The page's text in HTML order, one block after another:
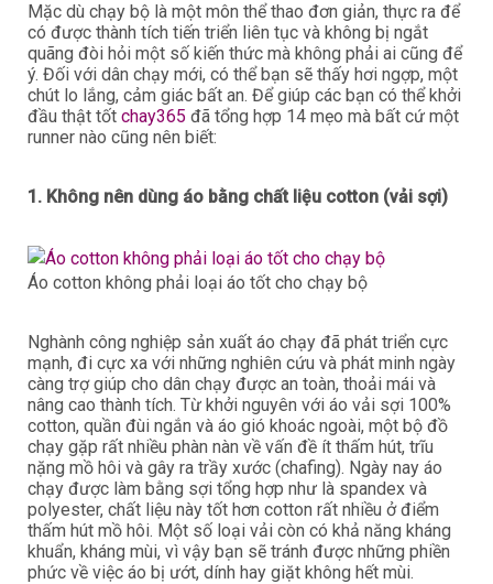
Mặc dù chạy bộ là một môn thể thao đơn giản, thực ra để
có được thành tích tiến triển liên tục và không bị ngắt
quãng đòi hỏi một số kiến thức mà không phải ai cũng để
ý. Đối với dân chạy mới, có thể bạn sẽ thấy hơi ngợp, một
chút lo lắng, cảm giác bất an. Để giúp các bạn có thể khởi
đầu thật tốt chay365 đã tổng hợp 14 mẹo mà bất cứ một
runner nào cũng nên biết:
1. Không nên dùng áo bằng chất liệu cotton (vải sợi)
Áo cotton không phải loại áo tốt cho chạy bộ
Nghành công nghiệp sản xuất áo chạy đã phát triển cực
mạnh, đi cực xa với những nghiên cứu và phát minh ngày
càng trợ giúp cho dân chạy được an toàn, thoải mái và
nâng cao thành tích. Từ khởi nguyên với áo vải sợi 100%
cotton, quần đùi ngắn và áo gió khoác ngoài, một bộ đồ
chạy gặp rất nhiều phàn nàn về vấn đề ít thấm hút, trĩu
nặng mồ hôi và gây ra trầy xước (chafing). Ngày nay áo
chạy được làm bằng sợi tổng hợp như là spandex và
polyester, chất liệu này tốt hơn cotton rất nhiều ở điểm
thấm hút mồ hôi. Một số loại vải còn có khả năng kháng
khuẩn, kháng mùi, vì vậy bạn sẽ tránh được những phiền
phức về việc áo bị ướt, dính hay giặt không hết mùi.